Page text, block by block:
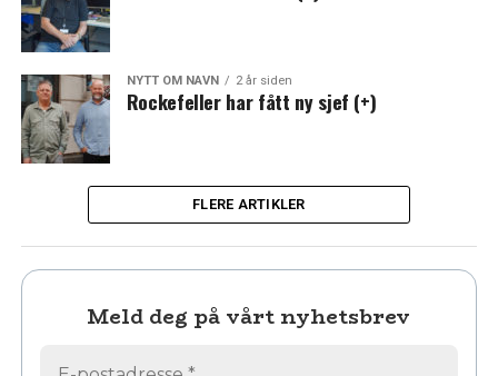
NYTT OM NAVN 2 år siden
Rockefeller har fått ny sjef (+)
FLERE ARTIKLER
Meld deg på vårt nyhetsbrev